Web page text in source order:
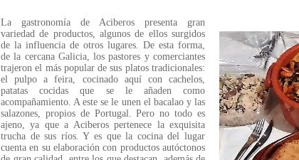
La gastronomía de Aciberos presenta gran
variedad de productos, algunos de ellos surgidos
de la influencia de otros lugares. De esta forma,
de la cercana Galicia, los pastores y comerciantes
trajeron el más popular de sus platos tradicionales:
el pulpo a feira, cocinado aquí con cachelos,
patatas cocidas que se le añaden como
acompañamiento. A este se le unen el bacalao y las
salazones, propios de Portugal. Pero no todo es
ajeno, ya que a Aciberos pertenece la exquisita
trucha de sus ríos. Y es que la cocina del lugar
cuenta en su elaboración con productos autóctonos